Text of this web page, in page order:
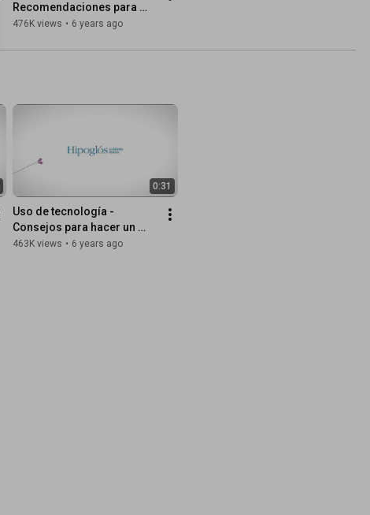
Recomendaciones para
crear el clima adecuado
476K views • 6 years ago
0:31
Uso de tecnología -
Consejos para hacer un
buen uso
463K views • 6 years ago